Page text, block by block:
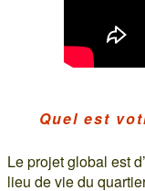
Quel est
Le projet global est
lieu de vie du